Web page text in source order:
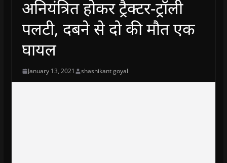
अनियंत्रित होकर ट्रैक्टर-ट्रॉली
पलटी, दबने से दो की मौत एक
घायल
January 13, 2021 shashikant goyal